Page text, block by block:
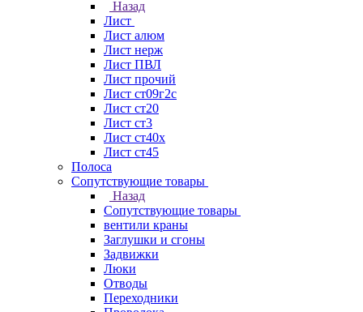
Назад
Лист
Лист алюм
Лист нерж
Лист ПВЛ
Лист прочий
Лист ст09г2с
Лист ст20
Лист ст3
Лист ст40х
Лист ст45
Полоса
Сопутствующие товары
Назад
Сопутствующие товары
вентили краны
Заглушки и сгоны
Задвижки
Люки
Отводы
Переходники